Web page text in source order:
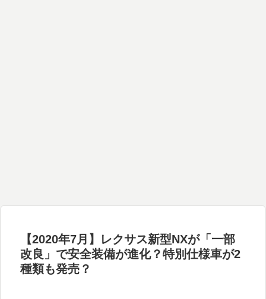
【2020年7月】レクサス新型NXが「一部
改良」で安全装備が進化？特別仕様車が2
種類も発売？